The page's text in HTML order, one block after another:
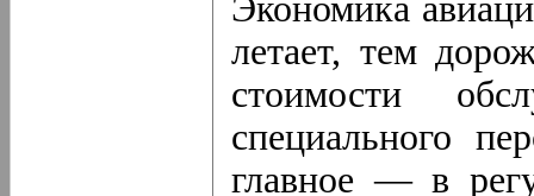
Экономика
летает, тем
стоимости
специального
главное — в